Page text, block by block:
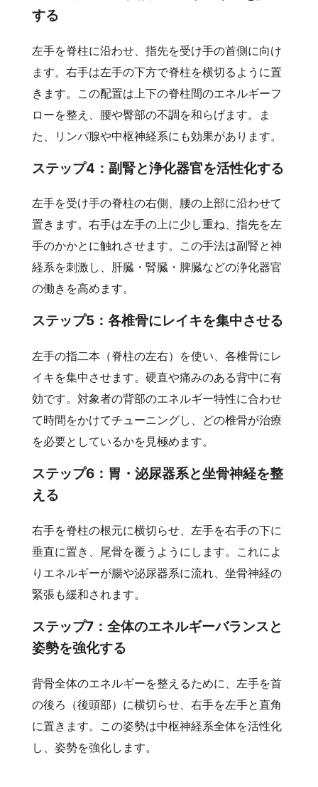
する
左手を脊柱に沿わせ、指先を受け手の首側に向け
ます。右手は左手の下方で脊柱を横切るように置
きます。この配置は上下の脊柱間のエネルギーフ
ローを整え、腰や臀部の不調を和らげます。ま
た、リンパ腺や中枢神経系にも効果があります。
ステップ4：副腎と浄化器官を活性化する
左手を受け手の脊柱の右側、腰の上部に沿わせて
置きます。右手は左手の上に少し重ね、指先を左
手のかかとに触れさせます。この手法は副腎と神
経系を刺激し、肝臓・腎臓・脾臓などの浄化器官
の働きを高めます。
ステップ5：各椎骨にレイキを集中させる
左手の指二本（脊柱の左右）を使い、各椎骨にレ
イキを集中させます。硬直や痛みのある背中に有
効です。対象者の背部のエネルギー特性に合わせ
て時間をかけてチューニングし、どの椎骨が治療
を必要としているかを見極めます。
ステップ6：胃・泌尿器系と坐骨神経を整
える
右手を脊柱の根元に横切らせ、左手を右手の下に
垂直に置き、尾骨を覆うようにします。これによ
りエネルギーが腸や泌尿器系に流れ、坐骨神経の
緊張も緩和されます。
ステップ7：全体のエネルギーバランスと
姿勢を強化する
背骨全体のエネルギーを整えるために、左手を首
の後ろ（後頭部）に横切らせ、右手を左手と直角
に置きます。この姿勢は中枢神経系全体を活性化
し、姿勢を強化します。